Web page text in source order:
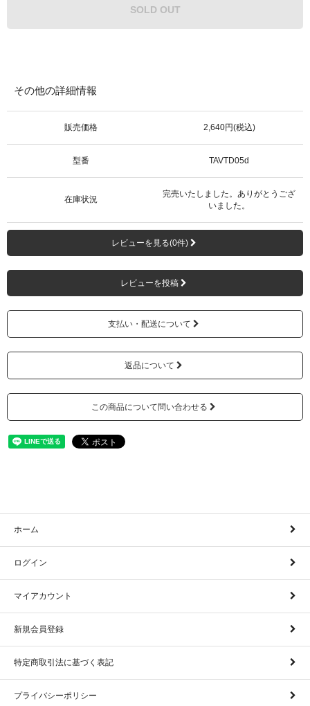
SOLD OUT
その他の詳細情報
販売価格 2,640円(税込)
型番 TAVTD05d
在庫状況
完売いたしました。ありがとうござ
いました。
レビューを見る(0件)
レビューを投稿
支払い・配送について
返品について
この商品について問い合わせる
ホーム
ログイン
マイアカウント
新規会員登録
特定商取引法に基づく表記
プライバシーポリシー